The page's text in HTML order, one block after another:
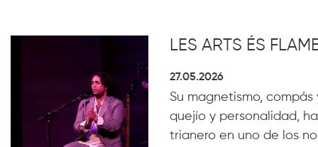
LES ARTS ÉS
27.05.2026
Su magnetismo,
quejío y personalidad,
trianero en uno de los